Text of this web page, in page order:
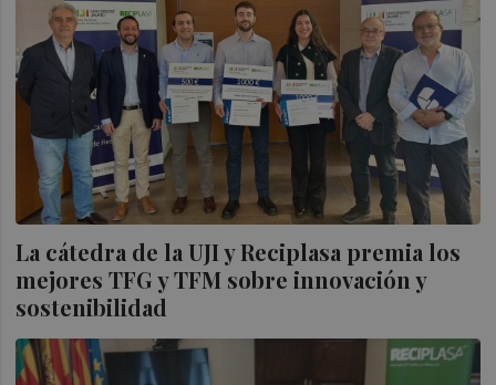
La cátedra de la UJI y Reciplasa premia los
mejores TFG y TFM sobre innovación y
sostenibilidad